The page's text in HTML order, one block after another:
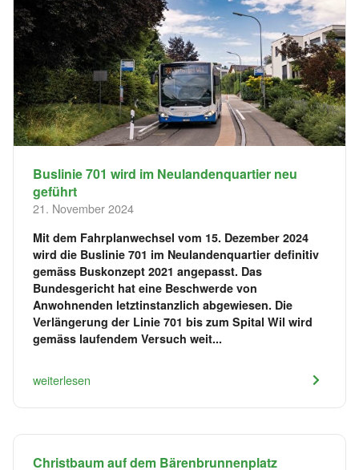
Buslinie 701 wird im Neulandenquartier neu
geführt
21. November 2024
Mit dem Fahrplanwechsel vom 15. Dezember 2024
wird die Buslinie 701 im Neulandenquartier definitiv
gemäss Buskonzept 2021 angepasst. Das
Bundesgericht hat eine Beschwerde von
Anwohnenden letztinstanzlich abgewiesen. Die
Verlängerung der Linie 701 bis zum Spital Wil wird
gemäss laufendem Versuch weit...
weiterlesen
Christbaum auf dem Bärenbrunnenplatz